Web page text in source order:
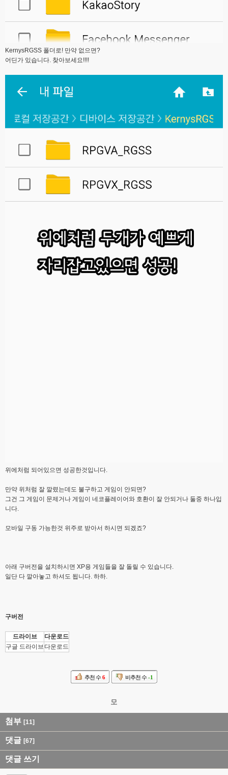
KernysRGSS 폴더로! 만약 없으면?
어딘가 있습니다. 찾아보세요!!!!
위에처럼 되어있으면 성공한것입니다.
만약 위처럼 잘 깔렸는데도 불구하고 게임이 안되면?
그건 그 게임이 문제거나 게임이 네코플레이어와 호환이 잘 안되거나 둘중 하나입
니다.
모바일 구동 가능한것 위주로 받아서 하시면 되겠죠?
아래 구버전을 설치하시면 XP용 게임들을 잘 돌릴 수 있습니다.
일단 다 깔아놓고 하셔도 됩니다. 하하.
구버전
드라이브
다운로드
구글 드라이브 다운로드
추천 수 6 비추천 수 -1
모
첨부 [11]
댓글 [67]
댓글 쓰기